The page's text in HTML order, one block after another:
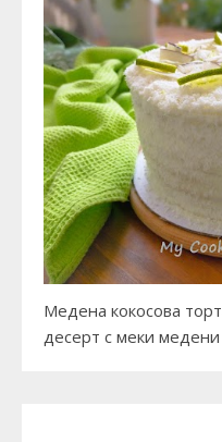
Медена кокосова
десерт с меки